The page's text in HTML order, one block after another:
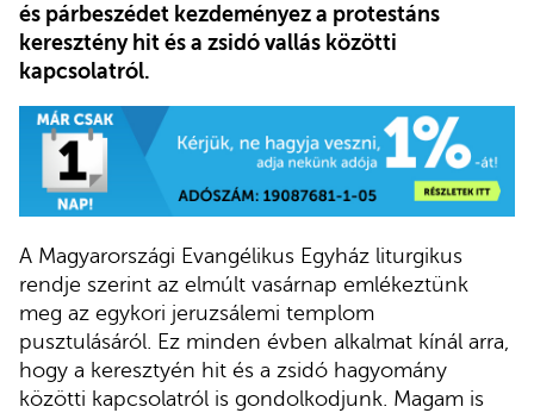
és párbeszédet kezdeményez a protestáns
keresztény hit és a zsidó vallás közötti
kapcsolatról.
A Magyarországi Evangélikus Egyház liturgikus
rendje szerint az elmúlt vasárnap emlékeztünk
meg az egykori jeruzsálemi templom
pusztulásáról. Ez minden évben alkalmat kínál arra,
hogy a keresztyén hit és a zsidó hagyomány
közötti kapcsolatról is gondolkodjunk. Magam is